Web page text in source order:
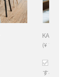
(¥ 78,650
する